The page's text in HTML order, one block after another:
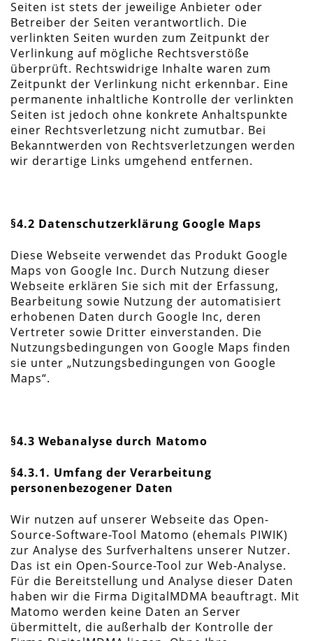
Seiten ist stets der jeweilige Anbieter oder
Betreiber der Seiten verantwortlich. Die
verlinkten Seiten wurden zum Zeitpunkt der
Verlinkung auf mögliche Rechtsverstöße
überprüft. Rechtswidrige Inhalte waren zum
Zeitpunkt der Verlinkung nicht erkennbar. Eine
permanente inhaltliche Kontrolle der verlinkten
Seiten ist jedoch ohne konkrete Anhaltspunkte
einer Rechtsverletzung nicht zumutbar. Bei
Bekanntwerden von Rechtsverletzungen werden
wir derartige Links umgehend entfernen.
§4.2 Datenschutzerklärung Google Maps
Diese Webseite verwendet das Produkt Google
Maps von Google Inc. Durch Nutzung dieser
Webseite erklären Sie sich mit der Erfassung,
Bearbeitung sowie Nutzung der automatisiert
erhobenen Daten durch Google Inc, deren
Vertreter sowie Dritter einverstanden. Die
Nutzungsbedingungen von Google Maps finden
sie unter „Nutzungsbedingungen von Google
Maps“.
§4.3 Webanalyse durch Matomo
§4.3.1. Umfang der Verarbeitung
personenbezogener Daten
Wir nutzen auf unserer Webseite das Open-
Source-Software-Tool Matomo (ehemals PIWIK)
zur Analyse des Surfverhaltens unserer Nutzer.
Das ist ein Open-Source-Tool zur Web-Analyse.
Für die Bereitstellung und Analyse dieser Daten
haben wir die Firma DigitalMDMA beauftragt. Mit
Matomo werden keine Daten an Server
übermittelt, die außerhalb der Kontrolle der